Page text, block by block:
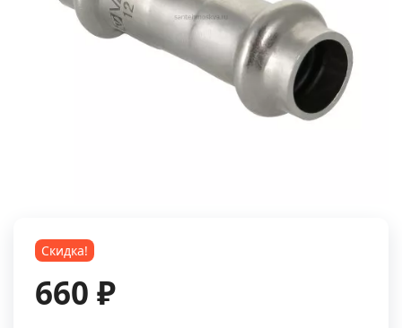
Скидка!
660 ₽